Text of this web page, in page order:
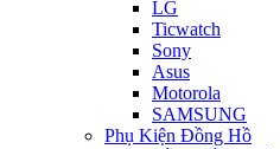
LG
Ticwatch
Sony
Asus
Motorola
SAMSUNG
Phụ Kiện Đồng Hồ